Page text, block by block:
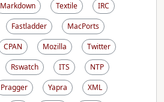
Markdown Textile
IRC
Fastladder
MacPorts
CPAN Mozilla
Twitter
Rswatch ITS
NTP
Pragger Yapra
XML